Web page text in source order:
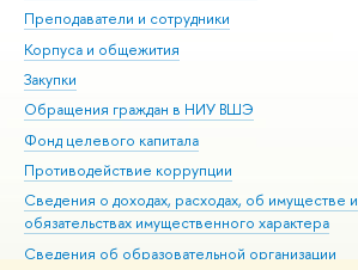
Преподаватели и сотрудники
Корпуса и общежития
Закупки
Обращения граждан в НИУ ВШЭ
Фонд целевого капитала
Противодействие коррупции
Сведения о доходах, расходах, об имуществе и
обязательствах имущественного характера
Сведения об образовательной организации